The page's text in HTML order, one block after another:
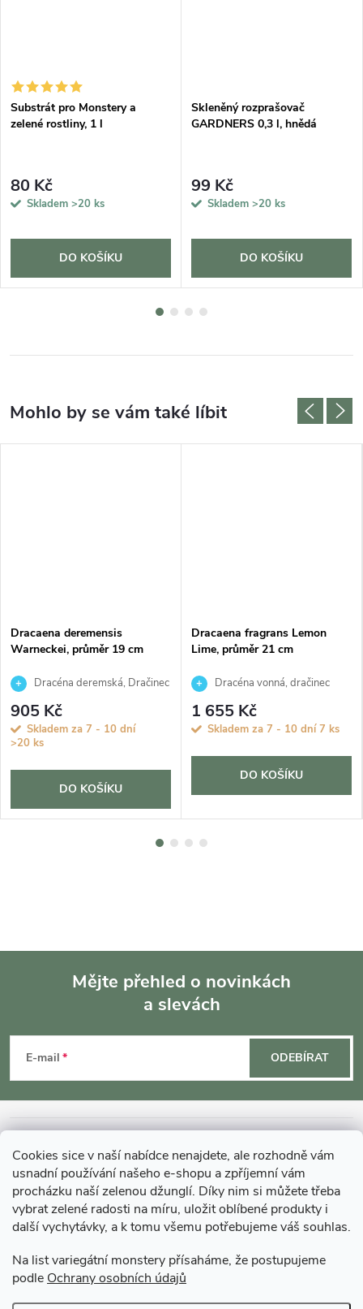
Cookies sice v naší nabídce nenajdete, ale rozhodně vám
usnadní používání našeho e-shopu a zpříjemní vám
procházku naší zelenou džunglí. Díky nim si můžete třeba
vybrat zelené radosti na míru, uložit oblíbené produkty i
další vychytávky, a k tomu všemu potřebujeme váš souhlas.
Na list variegátní monstery přísaháme, že postupujeme
podle Ochrany osobních údajů
Substrát pro Monstery a
zelené rostliny, 1 l
80 Kč
Skladem >20 ks
DO KOŠÍKU
Skleněný rozprašovač
GARDNERS 0,3 l, hnědá
99 Kč
Skladem >20 ks
DO KOŠÍKU
Dracaena deremensis
Warneckei, průměr 19 cm
Dracéna deremská, Dračinec
905 Kč
Skladem za 7 - 10 dní
>20 ks
DO KOŠÍKU
Dracaena fragrans Lemon
Lime, průměr 21 cm
Dracéna vonná, dračinec
1 655 Kč
Skladem za 7 - 10 dní 7 ks
DO KOŠÍKU
p
a
Mějte přehled o novinkách
a slevách
E-mail ODEBÍRAT
MOHLO BY VÁS ZAJÍMAT
O GARDNERS
Gardners Design - Projekt, realizace a údržba zahrad a interiérů